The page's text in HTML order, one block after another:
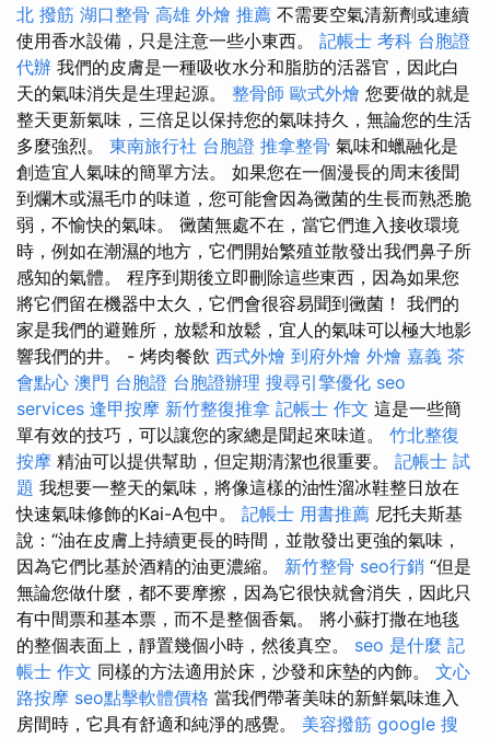
北 撥筋 湖口整骨 高雄 外燴 推薦 不需要空氣清新劑或連續
使用香水設備，只是注意一些小東西。 記帳士 考科 台胞證
代辦 我們的皮膚是一種吸收水分和脂肪的活器官，因此白
天的氣味消失是生理起源。 整骨師 歐式外燴 您要做的就是
整天更新氣味，三倍足以保持您的氣味持久，無論您的生活
多麼強烈。 東南旅行社 台胞證 推拿整骨 氣味和蠟融化是
創造宜人氣味的簡單方法。 如果您在一個漫長的周末後聞
到爛木或濕毛巾的味道，您可能會因為黴菌的生長而熟悉脆
弱，不愉快的氣味。 黴菌無處不在，當它們進入接收環境
時，例如在潮濕的地方，它們開始繁殖並散發出我們鼻子所
感知的氣體。 程序到期後立即刪除這些東西，因為如果您
將它們留在機器中太久，它們會很容易聞到黴菌！ 我們的
家是我們的避難所，放鬆和放鬆，宜人的氣味可以極大地影
響我們的井。 - 烤肉餐飲 西式外燴 到府外燴 外燴 嘉義 茶
會點心 澳門 台胞證 台胞證辦理 搜尋引擎優化 seo
services 逢甲按摩 新竹整復推拿 記帳士 作文 這是一些簡
單有效的技巧，可以讓您的家總是聞起來味道。 竹北整復
按摩 精油可以提供幫助，但定期清潔也很重要。 記帳士 試
題 我想要一整天的氣味，將像這樣的油性溜冰鞋整日放在
快速氣味修飾的Kai-A包中。 記帳士 用書推薦 尼托夫斯基
說：“油在皮膚上持續更長的時間，並散發出更強的氣味，
因為它們比基於酒精的油更濃縮。 新竹整骨 seo行銷 “但是
無論您做什麼，都不要摩擦，因為它很快就會消失，因此只
有中間票和基本票，而不是整個香氣。 將小蘇打撒在地毯
的整個表面上，靜置幾個小時，然後真空。 seo 是什麼 記
帳士 作文 同樣的方法適用於床，沙發和床墊的內飾。 文心
路按摩 seo點擊軟體價格 當我們帶著美味的新鮮氣味進入
房間時，它具有舒適和純淨的感覺。 美容撥筋 google 搜